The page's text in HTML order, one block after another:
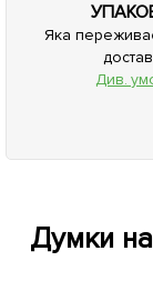
Яка
Див.
Думки